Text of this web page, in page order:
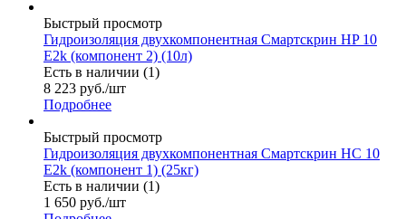
Быстрый просмотр
Гидроизоляция двухкомпонентная Смартскрин HP 10
E2k (компонент 2) (10л)
Есть в наличии (1)
8 223 руб./шт
Подробнее
Быстрый просмотр
Гидроизоляция двухкомпонентная Смартскрин HC 10
E2k (компонент 1) (25кг)
Есть в наличии (1)
1 650 руб./шт